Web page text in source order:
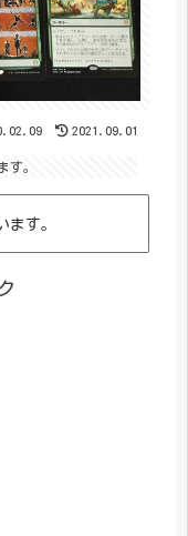
2021.09.01
す。
ます。